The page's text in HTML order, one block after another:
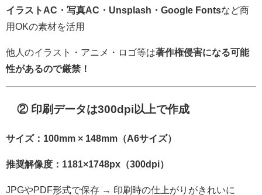
イラストAC・写真AC・Unsplash・Google Fontsなど商
用OKの素材を活用
他人のイラスト・アニメ・ロゴ等は著作権侵害になる可能
性があるので厳禁！
② 印刷データは300dpi以上で作成
サイズ：100mm × 148mm（A6サイズ）
推奨解像度：1181×1748px（300dpi）
JPGやPDF形式で保存 → 印刷時の仕上がりがきれいに